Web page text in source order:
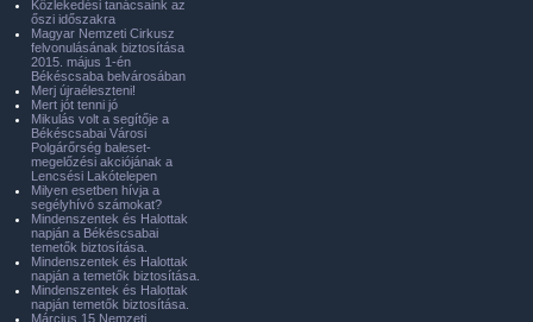
Közlekedési tanácsaink az
őszi időszakra
Magyar Nemzeti Cirkusz
felvonulásának biztosítása
2015. május 1-én
Békéscsaba belvárosában
Merj újraéleszteni!
Mert jót tenni jó
Mikulás volt a segítője a
Békéscsabai Városi
Polgárőrség baleset-
megelőzési akciójának a
Lencsési Lakótelepen
Milyen esetben hívja a
segélyhívó számokat?
Mindenszentek és Halottak
napján a Békéscsabai
temetők biztosítása.
Mindenszentek és Halottak
napján a temetők biztosítása.
Mindenszentek és Halottak
napján temetők biztosítása.
Március 15 Nemzeti